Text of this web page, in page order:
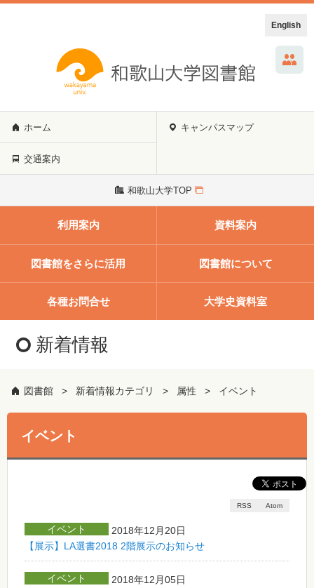
English
ホーム キャンパスマップ
交通案内
和歌山大学TOP
利用案内 資料案内
図書館をさらに活用 図書館について
各種お問合せ 大学史資料室
新着情報
図書館 新着情報カテゴリ 属性 イベント
イベント
RSS Atom
イベント
2018年12月20日
【展示】LA選書2018 2階展示のお知らせ
イベント
2018年12月05日